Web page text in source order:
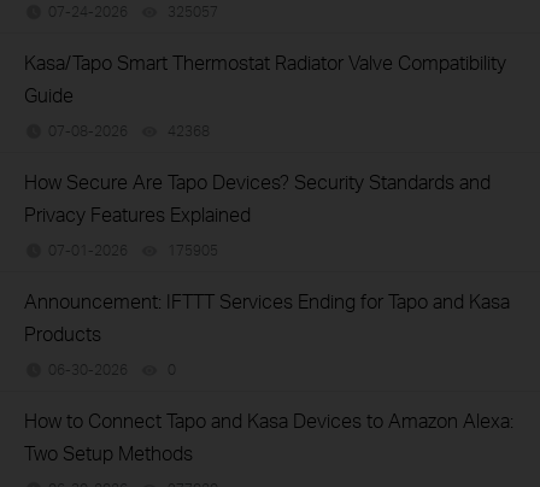
07-24-2026 325057
Kasa/Tapo Smart Thermostat Radiator Valve Compatibility
Guide
07-08-2026 42368
How Secure Are Tapo Devices? Security Standards and
Privacy Features Explained
07-01-2026 175905
Announcement: IFTTT Services Ending for Tapo and Kasa
Products
06-30-2026 0
How to Connect Tapo and Kasa Devices to Amazon Alexa:
Two Setup Methods